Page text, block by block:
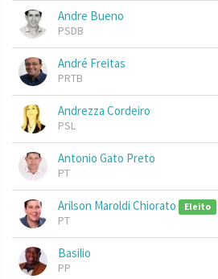
Andre Bueno
PSDB
André Freitas
PRTB
Andrezza Cordeiro
PSL
Antonio Gato Preto
PT
Arilson Maroldi Chiorato Eleito
PT
Basilio
PP